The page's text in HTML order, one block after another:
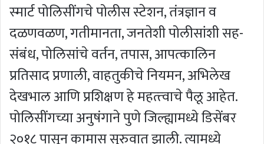
स्‍मार्ट पोलिसींगचे पोलीस स्‍टेशन, तंत्रज्ञान व
दळणवळण, गतीमानता, जनतेशी पोलीसांशी सह-
संबंध, पोलिसांचे वर्तन, तपास, आपत्‍कालिन
प्रतिसाद प्रणाली, वाहतुकीचे नियमन, अभिलेख
देखभाल आणि प्रशिक्षण हे महत्‍त्‍वाचे पैलू आहेत.
पोलिसींगच्या अनुषंगाने पुणे जिल्ह्यामध्ये डिसेंबर